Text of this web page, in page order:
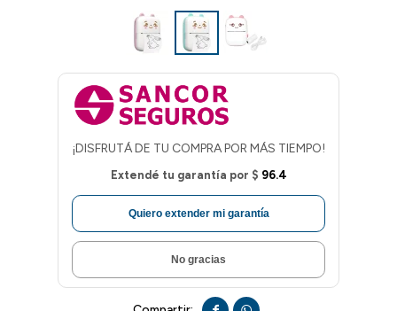
¡DISFRUTÁ DE TU COMPRA POR MÁS TIEMPO!
Extendé tu garantía por $ 96.4
Quiero extender mi garantía
No gracias